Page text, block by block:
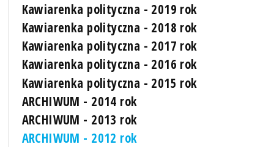
Kawiarenka polityczna - 2019 rok
Kawiarenka polityczna - 2018 rok
Kawiarenka polityczna - 2017 rok
Kawiarenka polityczna - 2016 rok
Kawiarenka polityczna - 2015 rok
ARCHIWUM - 2014 rok
ARCHIWUM - 2013 rok
ARCHIWUM - 2012 rok